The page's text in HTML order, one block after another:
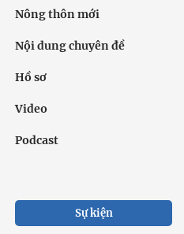
Nông thôn mới
Nội dung chuyên đề
Hồ sơ
Video
Podcast
Sự kiện